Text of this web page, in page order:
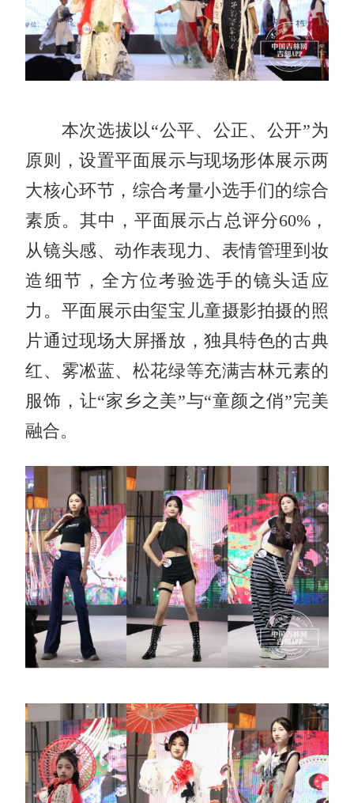
本次选拔以“公平、公正、公开”为
原则，设置平面展示与现场形体展示两
大核心环节，综合考量小选手们的综合
素质。其中，平面展示占总评分60%，
从镜头感、动作表现力、表情管理到妆
造细节，全方位考验选手的镜头适应
力。平面展示由玺宝儿童摄影拍摄的照
片通过现场大屏播放，独具特色的古典
红、雾凇蓝、松花绿等充满吉林元素的
服饰，让“家乡之美”与“童颜之俏”完美
融合。